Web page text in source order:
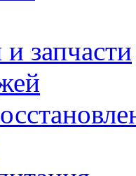
запчасти